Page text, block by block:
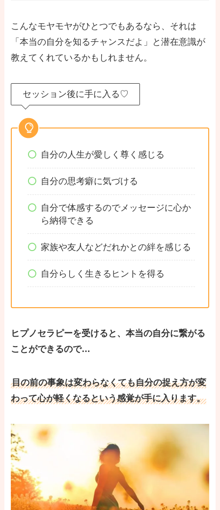
こんなモヤモヤがひとつでもあるなら、それは
「本当の自分を知るチャンスだよ」と潜在意識が
教えてくれているかもしれません。
セッション後に手に入る♡
自分の人生が愛しく尊く感じる
自分の思考癖に気づける
自分で体感するのでメッセージに心か
ら納得できる
家族や友人などだれかとの絆を感じる
自分らしく生きるヒントを得る
ヒプノセラピーを受けると、本当の自分に繋がる
ことができるので…
目の前の事象は変わらなくても自分の捉え方が変
わって心が軽くなるという感覚が手に入ります。